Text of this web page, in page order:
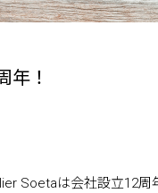
年！
Soetaは会社設立12周